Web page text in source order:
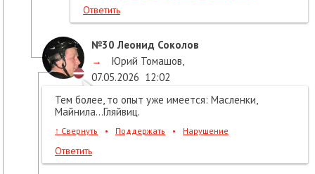
Ответить
№30 Леонид Соколов
→
Юрий Томашов,
07.05.2026 12:02
Тем более, то опыт уже имеется: Масленки,
Майнила...Гляйвиц.
↑ Свернуть • Поддержать • Нарушение
Ответить